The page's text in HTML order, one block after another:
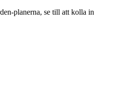
planerna, se till att kolla in